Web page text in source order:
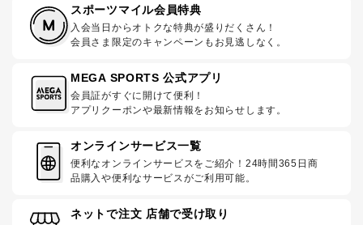
スポーツマイル会員特典
入会当日からオトクな特典が盛りだくさん！
会員さま限定のキャンペーンもお見逃しなく。
MEGA SPORTS 公式アプリ
会員証がすぐに開けて便利！
アプリクーポンや最新情報をお知らせします。
オンラインサービス一覧
便利なオンラインサービスをご紹介！24時間365日商
品購入や便利なサービスがご利用可能。
ネットで注文 店舗で受け取り